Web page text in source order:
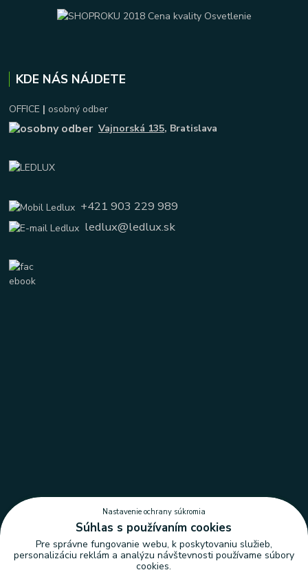
KDE NÁS NÁJDETE
OFFICE | osobný odber
Vajnorská 135, Bratislava
+421 903 229 989
ledlux@ledlux.sk
Nastavenie ochrany súkromia
Súhlas s používaním cookies
Pre správne fungovanie webu, k poskytovaniu služieb,
personalizáciu reklám a analýzu návštevnosti používame súbory
cookies.